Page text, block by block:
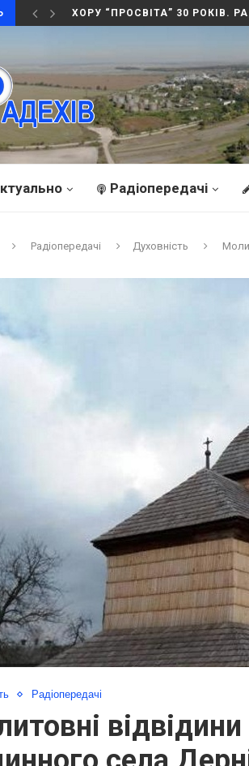
ХОРУ “ПРОСВІТА” 30 РОКІВ.
Радіопередачі
Радіопередачі Духовність
Радіопередачі